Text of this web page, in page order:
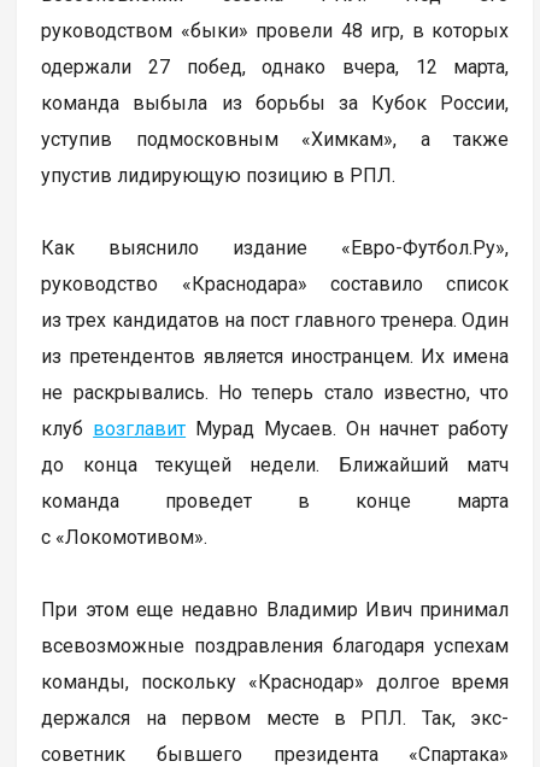
руководством «быки» провели 48 игр, в которых
одержали 27 побед, однако вчера, 12 марта,
команда выбыла из борьбы за Кубок России,
уступив подмосковным «Химкам», а также
упустив лидирующую позицию в РПЛ.
Как выяснило издание «Евро-Футбол.Ру»,
руководство «Краснодара» составило список
из трех кандидатов на пост главного тренера. Один
из претендентов является иностранцем. Их имена
не раскрывались. Но теперь стало известно, что
клуб возглавит Мурад Мусаев. Он начнет работу
до конца текущей недели. Ближайший матч
команда проведет в конце марта
с «Локомотивом».
При этом еще недавно Владимир Ивич принимал
всевозможные поздравления благодаря успехам
команды, поскольку «Краснодар» долгое время
держался на первом месте в РПЛ. Так, экс-
советник бывшего президента «Спартака»